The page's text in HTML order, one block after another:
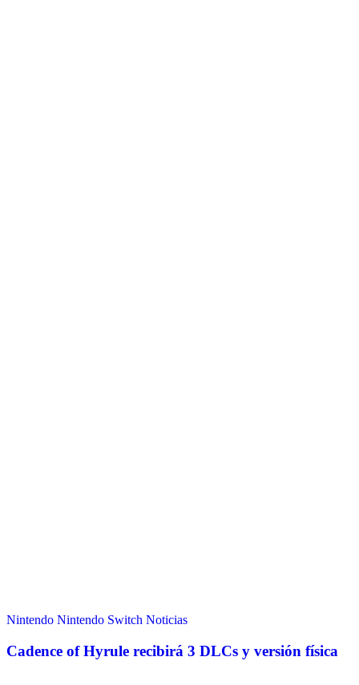
Nintendo Nintendo Switch Noticias
Cadence of Hyrule recibirá 3 DLCs y versión física